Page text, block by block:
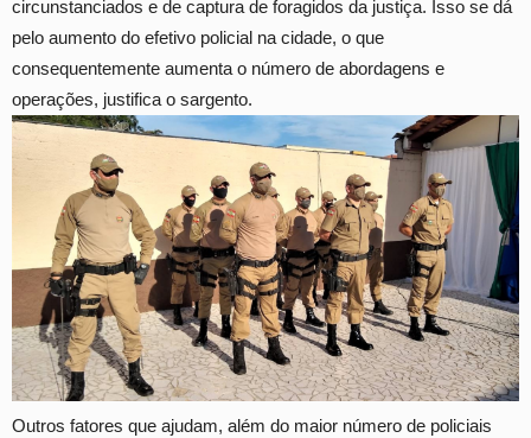
circunstanciados e de captura de foragidos da justiça. Isso se dá
pelo aumento do efetivo policial na cidade, o que
consequentemente aumenta o número de abordagens e
operações, justifica o sargento.
Outros fatores que ajudam, além do maior número de policiais